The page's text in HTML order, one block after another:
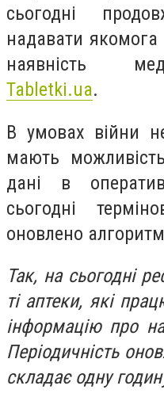
сьогодні
надавати
наявність
Tabletki.ua.
В умовах війни
мають
дані в
сьогодні
оновлено
Так, на сьогодні
ті аптеки, які
інформацію про
Періодичність
складає одну